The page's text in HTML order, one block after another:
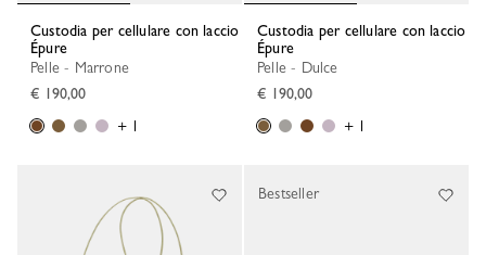
Custodia per cellulare con laccio
Épure
Pelle - Marrone
€ 190,00
+ 1
Custodia per cellulare con laccio
Épure
Pelle - Dulce
€ 190,00
+ 1
Bestseller